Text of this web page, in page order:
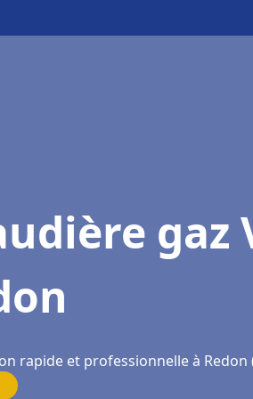
gaz
rapide et professionnelle à Redon